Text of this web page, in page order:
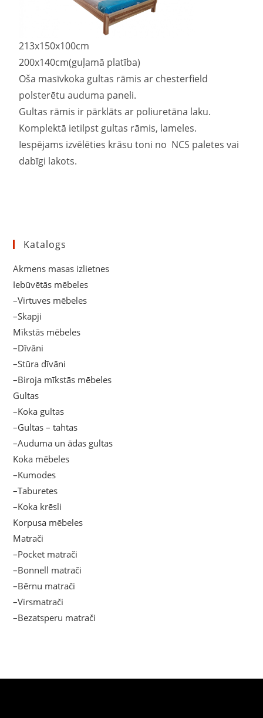
213x150x100cm
200x140cm(guļamā platība)
Oša masīvkoka gultas rāmis ar chesterfield
polsterētu auduma paneli.
Gultas rāmis ir pārklāts ar poliuretāna laku.
Komplektā ietilpst gultas rāmis, lameles.
Iespējams izvēlēties krāsu toni no NCS paletes vai
dabīgi lakots.
Katalogs
Akmens masas izlietnes
Iebūvētās mēbeles
–Virtuves mēbeles
–Skapji
Mīkstās mēbeles
–Dīvāni
–Stūra dīvāni
–Biroja mīkstās mēbeles
Gultas
–Koka gultas
–Gultas – tahtas
–Auduma un ādas gultas
Koka mēbeles
–Kumodes
–Taburetes
–Koka krēsli
Korpusa mēbeles
Matrači
–Pocket matrači
–Bonnell matrači
–Bērnu matrači
–Virsmatrači
–Bezatsperu matrači